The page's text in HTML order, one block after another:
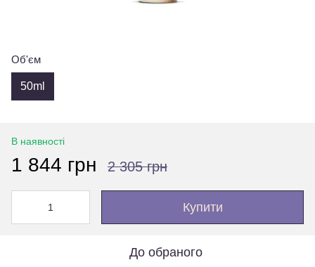
Об'єм
50ml
В наявності
1 844 грн 2 305 грн
Купити
До обраного